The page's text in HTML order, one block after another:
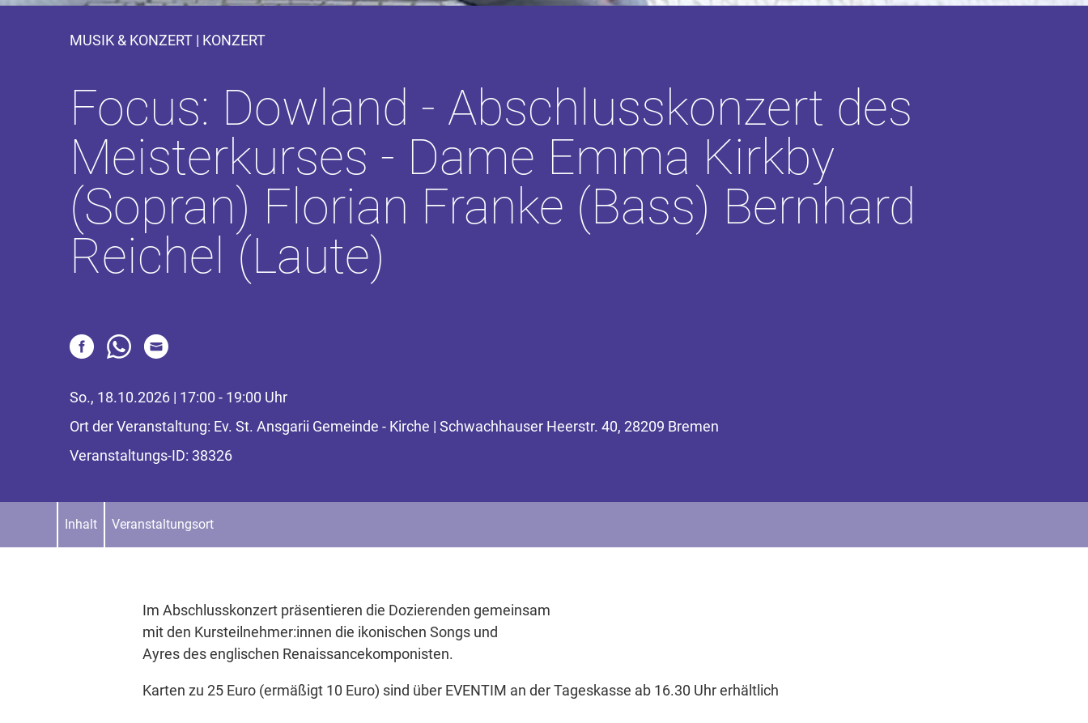
MUSIK & KONZERT | KONZERT
Focus: Dowland - Abschlusskonzert des
Meisterkurses - Dame Emma Kirkby
(Sopran) Florian Franke (Bass) Bernhard
Reichel (Laute)
So., 18.10.2026 | 17:00 - 19:00 Uhr
Ort der Veranstaltung: Ev. St. Ansgarii Gemeinde - Kirche | Schwachhauser Heerstr. 40, 28209 Bremen
Veranstaltungs-ID: 38326
Inhalt Veranstaltungsort
Im Abschlusskonzert präsentieren die Dozierenden gemeinsam
mit den Kursteilnehmer:innen die ikonischen Songs und
Ayres des englischen Renaissancekomponisten.
Karten zu 25 Euro (ermäßigt 10 Euro) sind über EVENTIM an der Tageskasse ab 16.30 Uhr erhältlich